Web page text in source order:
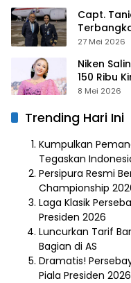
Capt.
Prancis
27 Mei 2026
Niken
150 Ribu
8 Mei 2026
Trending Hari Ini
Kumpulkan
Tegaskan
Persipura Resmi
Championship
Laga Klasik
Presiden 2026
Luncurkan Tarif
Bagian di AS
Dramatis!
Piala Presiden